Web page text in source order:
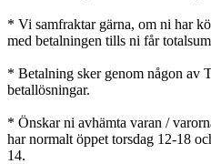
* Vi samfraktar gärna, om ni har
med betalningen tills ni får
* Betalning sker genom någon av
betallösningar.
* Önskar ni avhämta varan /
har normalt öppet torsdag 12-18
14.